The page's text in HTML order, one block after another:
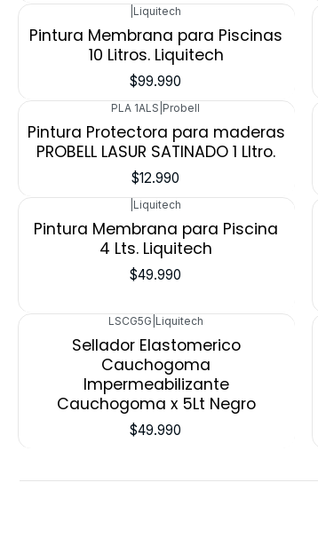
Liquitech
Pintura Membrana para Piscinas
10 Litros. Liquitech
$99.990
PLA 1ALS Probell
Pintura Protectora para maderas
PROBELL LASUR SATINADO 1 LItro.
$12.990
Liquitech
Pintura Membrana para Piscina
4 Lts. Liquitech
$49.990
LSCG5G Liquitech
Sellador Elastomerico
Cauchogoma
Impermeabilizante
Cauchogoma x 5Lt Negro
$49.990